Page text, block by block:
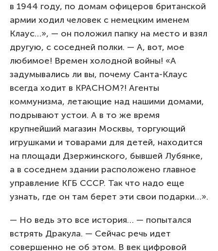
в 1944 году, по домам офицеров британской
армии ходил человек с немецким именем
Клаус…», — он положил папку на место и взял
другую, с соседней полки. — А, вот, мое
любимое! Времен холодной войны! «А
задумывались ли вы, почему Санта-Клаус
всегда ходит в КРАСНОМ?! Агенты
коммунизма, летающие над нашими домами,
подрывают устои. А в то же время
крупнейший магазин Москвы, торгующий
игрушками и товарами для детей, находится
на площади Дзержинского, бывшей Лубянке,
а в соседнем здании расположено главное
управление КГБ СССР. Так что надо еще
узнать, где он там берет эти свои подарки…».
— Но ведь это все история… — попытался
встрять Дракула. — Сейчас речь идет
совершенно не об этом. В век цифровой